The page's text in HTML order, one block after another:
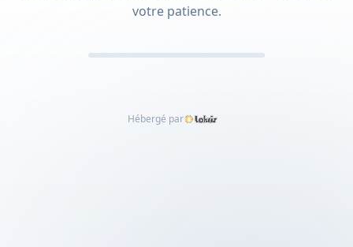
votre patience.
Hébergé par